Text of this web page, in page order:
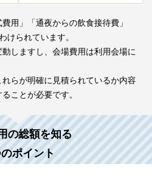
用」「通夜からの飲食接待費」
けられています。
しますし、会場費用は利用会場に
らが明確に見積られているか内容
ことが必要です。
の総額を知る
ポイント